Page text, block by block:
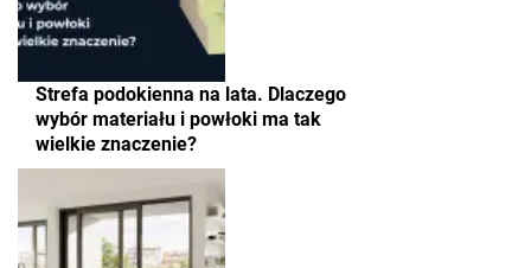
Strefa podokienna na lata. Dlaczego
wybór materiału i powłoki ma tak
wielkie znaczenie?